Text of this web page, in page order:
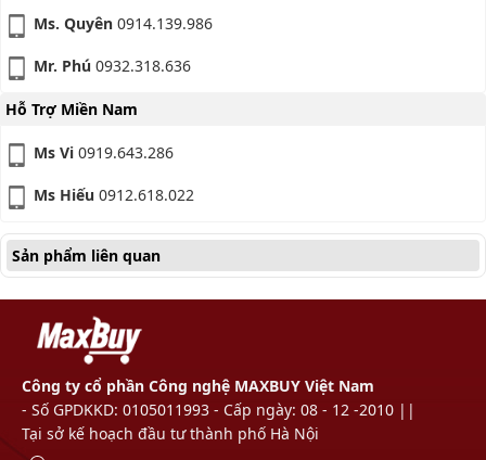
Ms. Quyên 0914.139.986
Mr. Phú 0932.318.636
Hỗ Trợ Miền Nam
Ms Vi 0919.643.286
Ms Hiếu 0912.618.022
Sản phẩm liên quan
Công ty cổ phần Công nghệ MAXBUY Việt Nam
- Số GPDKKD: 0105011993 - Cấp ngày: 08 - 12 -2010 ||
Tại sở kế hoạch đầu tư thành phố Hà Nội